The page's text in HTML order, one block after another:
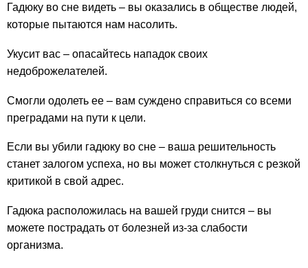
Гадюку во сне видеть – вы оказались в обществе людей,
которые пытаются нам насолить.
Укусит вас – опасайтесь нападок своих
недоброжелателей.
Смогли одолеть ее – вам суждено справиться со всеми
преградами на пути к цели.
Если вы убили гадюку во сне – ваша решительность
станет залогом успеха, но вы может столкнуться с резкой
критикой в свой адрес.
Гадюка расположилась на вашей груди снится – вы
можете пострадать от болезней из-за слабости
организма.